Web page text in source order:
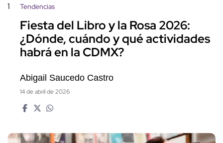
1 Tendencias
Fiesta del Libro y la Rosa 2026:
¿Dónde, cuándo y qué actividades
habrá en la CDMX?
Abigail Saucedo Castro
14 de abril de 2026